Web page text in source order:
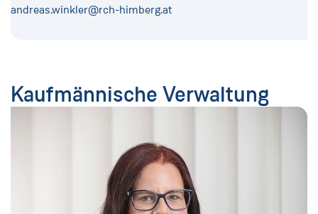
andreas.winkler@rch-himberg.at
Kaufmännische Verwaltung